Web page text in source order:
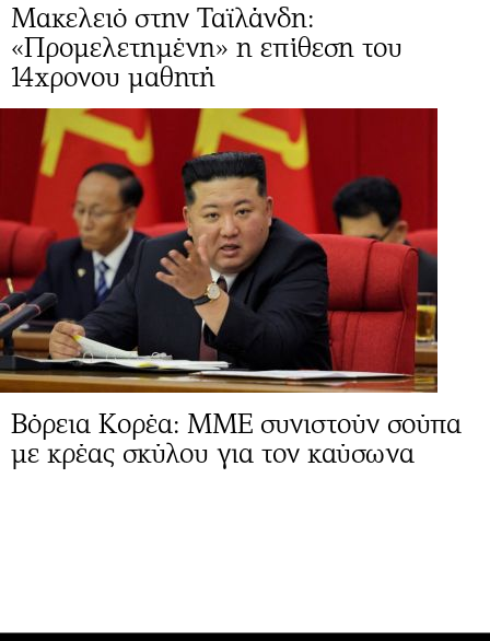
Μακελειό στην Ταϊλάνδη:
«Προμελετημένη» η επίθεση του
14χρονου μαθητή
Βόρεια Κορέα: ΜΜΕ συνιστούν σούπα
με κρέας σκύλου για τον καύσωνα